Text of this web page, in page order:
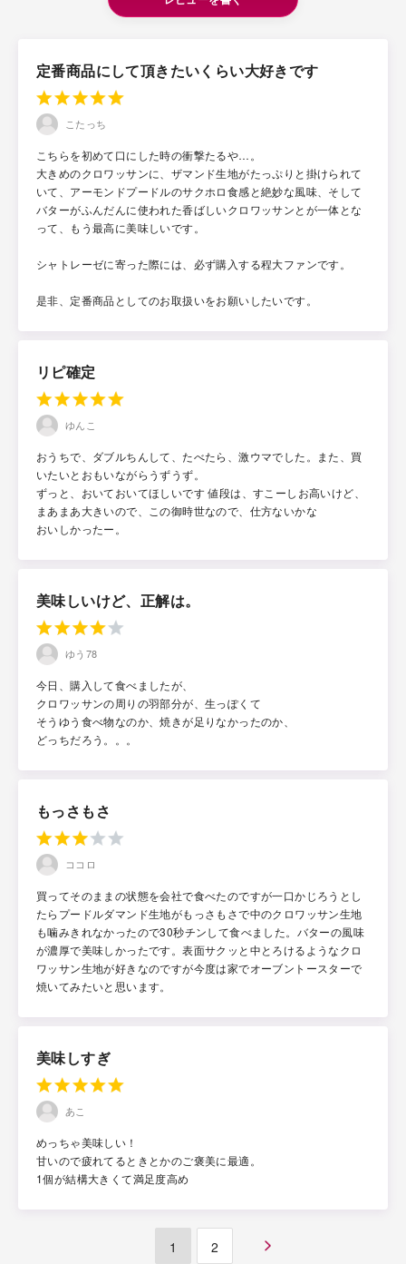
定番商品にして頂きたいくらい大好きです
こたっち
こちらを初めて口にした時の衝撃たるや…。
大きめのクロワッサンに、ザマンド生地がたっぷりと掛けられて
いて、アーモンドプードルのサクホロ食感と絶妙な風味、そして
バターがふんだんに使われた香ばしいクロワッサンとが一体とな
って、もう最高に美味しいです。
シャトレーゼに寄った際には、必ず購入する程大ファンです。
是非、定番商品としてのお取扱いをお願いしたいです。
リピ確定
ゆんこ
おうちで、ダブルちんして、たべたら、激ウマでした。また、買
いたいとおもいながらうずうず。
ずっと、おいておいてほしいです 値段は、すこーしお高いけど、
まあまあ大きいので、この御時世なので、仕方ないかな
おいしかったー。
美味しいけど、正解は。
ゆう78
今日、購入して食べましたが、
クロワッサンの周りの羽部分が、生っぽくて
そうゆう食べ物なのか、焼きが足りなかったのか、
どっちだろう。。。
もっさもさ
ココロ
買ってそのままの状態を会社で食べたのですが一口かじろうとし
たらプードルダマンド生地がもっさもさで中のクロワッサン生地
も噛みきれなかったので30秒チンして食べました。バターの風味
が濃厚で美味しかったです。表面サクッと中とろけるようなクロ
ワッサン生地が好きなのですが今度は家でオーブントースターで
焼いてみたいと思います。
美味しすぎ
あこ
めっちゃ美味しい！
甘いので疲れてるときとかのご褒美に最適。
1個が結構大きくて満足度高め
1 2